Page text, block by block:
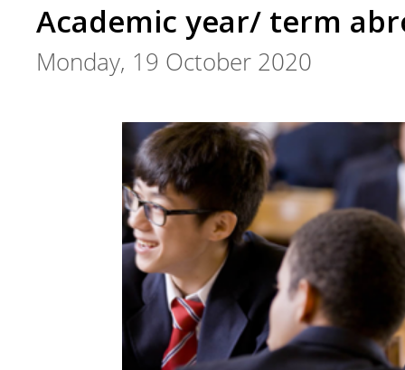
Academic year/ term
Monday, 19 October 2020